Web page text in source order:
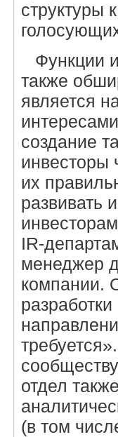
структуры
Функции
также
является
создание
инвесторы
их
развивать
IR-
менеджер
компании.
отдел
(в том